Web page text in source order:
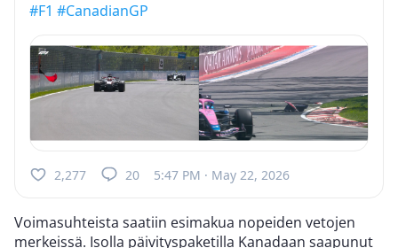
#F1 #CanadianGP
2,277 20 5:47 PM · May 22, 2026
Voimasuhteista saatiin esimakua nopeiden vetojen
merkeissä. Isolla päivityspaketilla Kanadaan saapunut